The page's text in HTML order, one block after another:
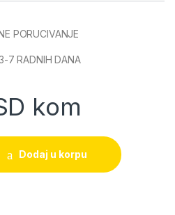
PORUCIVANJE
7 RADNIH DANA
kom
450mm quantity
Dodaj u korpu